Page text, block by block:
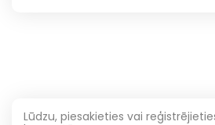
Lūdzu, piesakieties vai